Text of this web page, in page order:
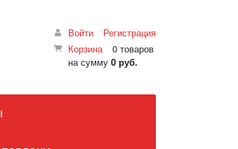
Войти
Регистрация
Корзина
0 товаров
на сумму 0 руб.